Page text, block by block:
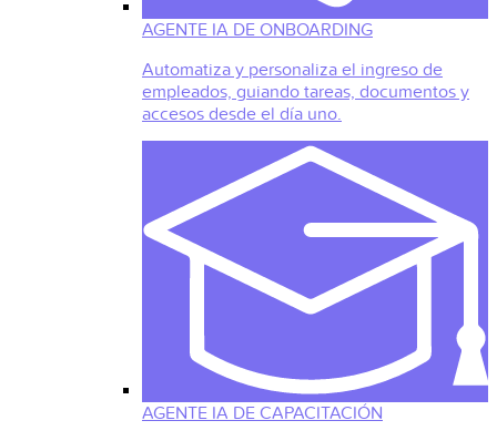
AGENTE IA DE ONBOARDING
Automatiza y personaliza el ingreso de
empleados, guiando tareas, documentos y
accesos desde el día uno.
AGENTE IA DE CAPACITACIÓN